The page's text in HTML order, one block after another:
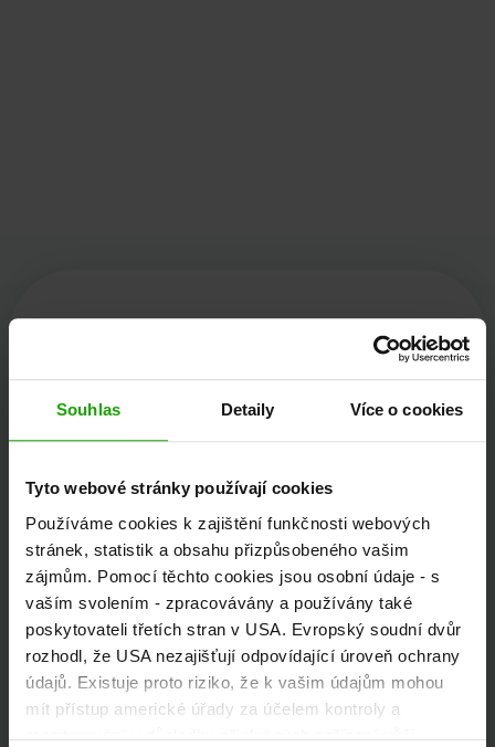
Souhlas Detaily Více o cookies
Tyto webové stránky používají cookies
Používáme cookies k zajištění funkčnosti webových
stránek, statistik a obsahu přizpůsobeného vašim
zájmům. Pomocí těchto cookies jsou osobní údaje - s
vaším svolením - zpracovávány a používány také
poskytovateli třetích stran v USA. Evropský soudní dvůr
rozhodl, že USA nezajišťují odpovídající úroveň ochrany
údajů. Existuje proto riziko, že k vašim údajům mohou
mít přístup americké úřady za účelem kontroly a
monitorování v důsledku příslušných nařízení vůči
9020 Klagenfurt
Rakousko
+43/463/3000
info@kaernten.at